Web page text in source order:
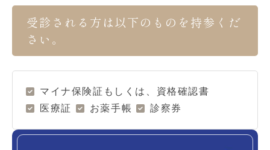
受診される方は以下のものを持参くだ
さい。
マイナ保険証もしくは、資格確認書
医療証
お薬手帳 診察券